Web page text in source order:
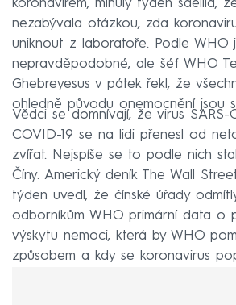
koronavirem, minulý týden sdělila,
nezabývala otázkou, zda
uniknout z laboratoře. Podle WHO
nepravděpodobné, ale šéf WHO
Ghebreyesus v pátek řekl, že
ohledně původu onemocnění jsou
Vědci se domnívají, že virus SARS-
COVID-19 se na lidi přenesl od
zvířat. Nejspíše se to podle nich
Číny. Americký deník The Wall
týden uvedl, že čínské úřady
odborníkům WHO primární data o
výskytu nemoci, která by WHO
způsobem a kdy se koronavirus